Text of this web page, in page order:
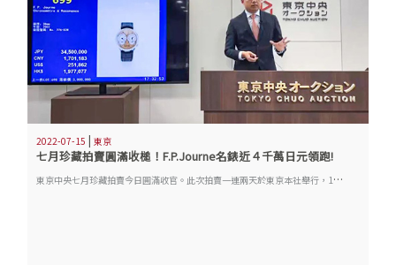
2022-07-15 |東京
七月珍藏拍賣圓滿收槌！F.P.Journe名錶近４千萬日元領跑!
東
京中央七月珍藏拍賣今日圓滿收官。此次拍賣一連兩天於東京本社舉行，16個專場共呈獻超過700件珍品。多項珍品均獲藏家熱捧，其中初設的【MANYODO 世界名錶及珠寶首飾及佳釀專場】的明星拍品Lot 699 F.P. Journe Chronomètre á Resonance以近四千萬日元（39,675,000日元）成交，成績亮麗。